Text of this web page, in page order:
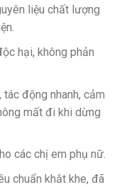
liệu chất lượng
hại, không phản
tác động nhanh, cảm
mất đi khi dừng
các chị em phụ nữ.
chuẩn khắt khe, đã